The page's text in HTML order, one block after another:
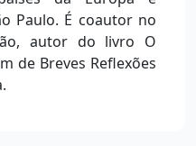
Paulo. É coautor no
autor do livro O
de Breves Reflexões